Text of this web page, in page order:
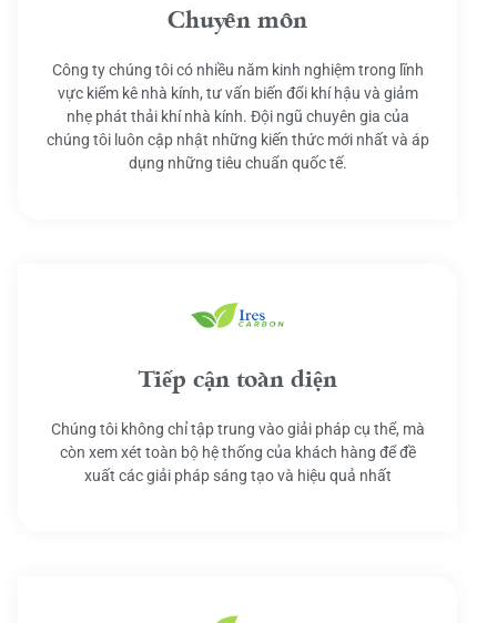
Chuyên môn
Công ty chúng tôi có nhiều năm kinh nghiệm trong lĩnh
vực kiểm kê nhà kính, tư vấn biến đổi khí hậu và giảm
nhẹ phát thải khí nhà kính. Đội ngũ chuyên gia của
chúng tôi luôn cập nhật những kiến thức mới nhất và áp
dụng những tiêu chuẩn quốc tế.
Tiếp cận toàn diện
Chúng tôi không chỉ tập trung vào giải pháp cụ thể, mà
còn xem xét toàn bộ hệ thống của khách hàng để đề
xuất các giải pháp sáng tạo và hiệu quả nhất